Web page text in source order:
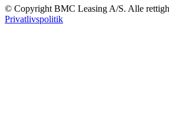
© Copyright BMC Leasing A/S. Alle
Privatlivspolitik